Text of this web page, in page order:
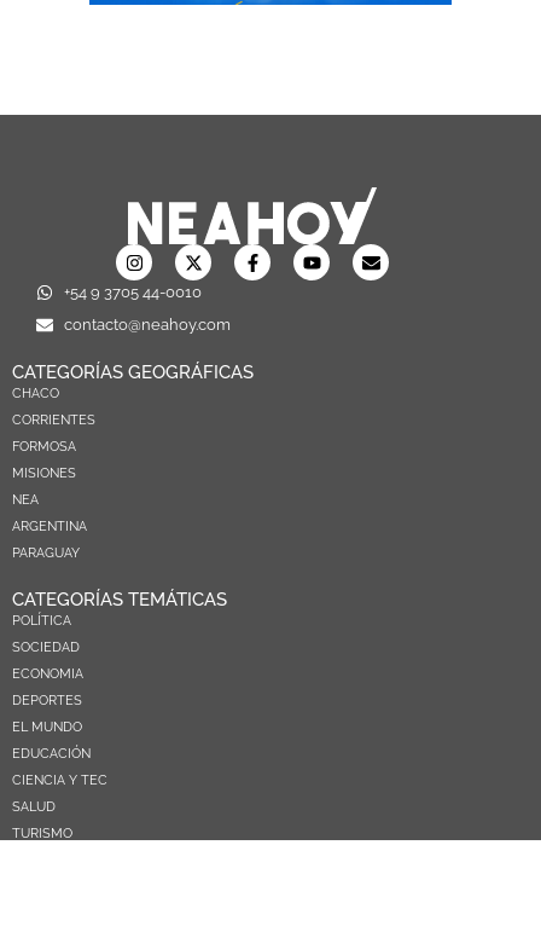
+54 9 3705 44-0010
contacto@neahoy.com
CATEGORÍAS GEOGRÁFICAS
CHACO
CORRIENTES
FORMOSA
MISIONES
NEA
ARGENTINA
PARAGUAY
CATEGORÍAS TEMÁTICAS
POLÍTICA
SOCIEDAD
ECONOMIA
DEPORTES
EL MUNDO
EDUCACIÓN
CIENCIA Y TEC
SALUD
TURISMO